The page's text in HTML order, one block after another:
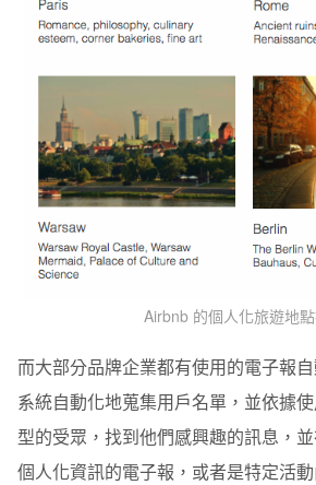
Airbnb 的個人化旅遊地
而大部分品牌企業都有使用的電子報
系統自動化地蒐集用戶名單，並依據
型的受眾，找到他們感興趣的訊息，
個人化資訊的電子報，或者是特定活動